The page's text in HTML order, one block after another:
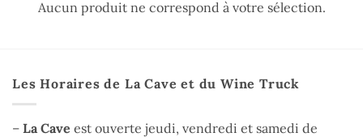
Aucun produit ne correspond à votre sélection.
Les Horaires de La Cave et du Wine Truck
– La Cave est ouverte jeudi, vendredi et samedi de